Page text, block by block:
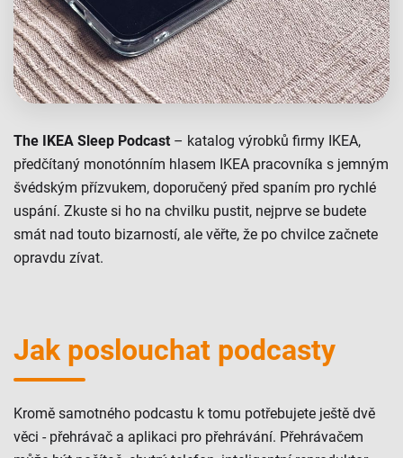
The IKEA Sleep Podcast – katalog výrobků firmy IKEA,
předčítaný monotónním hlasem IKEA pracovníka s jemným
švédským přízvukem, doporučený před spaním pro rychlé
uspání. Zkuste si ho na chvilku pustit, nejprve se budete
smát nad touto bizarností, ale věřte, že po chvilce začnete
opravdu zívat.
Jak poslouchat podcasty
Kromě samotného podcastu k tomu potřebujete ještě dvě
věci - přehrávač a aplikaci pro přehrávání. Přehrávačem